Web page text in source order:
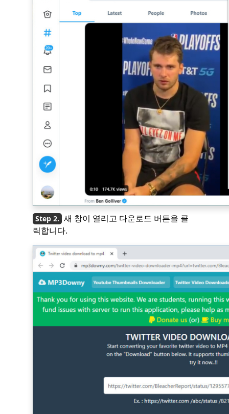
새 창이 열리고 다운로드 버튼을 클
릭합니다.